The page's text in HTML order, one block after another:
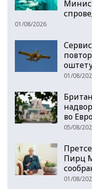
01/08/2026
01/08/
во
05/08/
Пирц
01/08/